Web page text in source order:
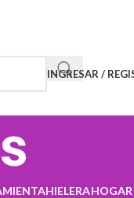
INGRESAR /
HIELERAHOGAR